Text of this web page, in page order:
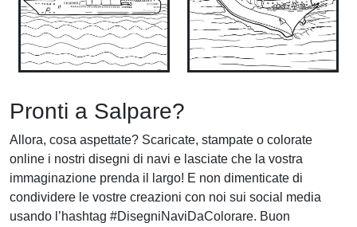
Pronti a Salpare?
Allora, cosa aspettate? Scaricate, stampate o colorate
online i nostri disegni di navi e lasciate che la vostra
immaginazione prenda il largo! E non dimenticate di
condividere le vostre creazioni con noi sui social media
usando l’hashtag #DisegniNaviDaColorare. Buon